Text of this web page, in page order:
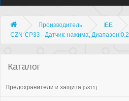
Производитель
IEE
CZN-CP33 - Датчик: нажима,
Каталог
Предохранители и защита (5311)